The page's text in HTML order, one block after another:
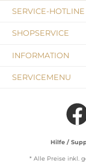
SERVICE-HOTLINE
SHOPSERVICE
INFORMATION
SERVICEMENU
Hilfe /
* Alle Preise inkl.